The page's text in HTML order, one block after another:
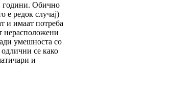
години. Обично
е редок случај)
и имаат потреба
нерасположени
умешноста со
одлични се како
и